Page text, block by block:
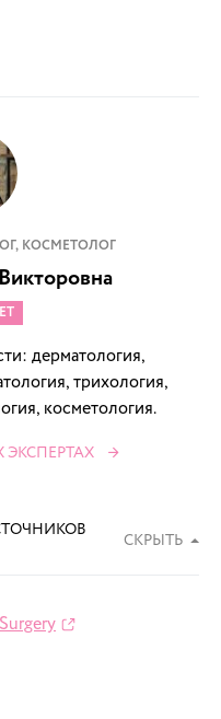
КОСМЕТОЛОГ
дерматология,
трихология,
косметология.
СКРЫТЬ